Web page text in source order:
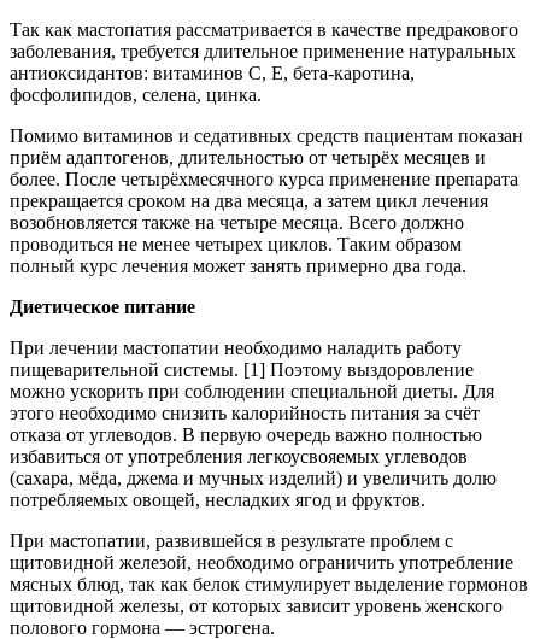
Так как мастопатия рассматривается в качестве предракового
заболевания, требуется длительное применение натуральных
антиоксидантов: витаминов С, Е, бета-каротина,
фосфолипидов, селена, цинка.
Помимо витаминов и седативных средств пациентам показан
приём адаптогенов, длительностью от четырёх месяцев и
более. После четырёхмесячного курса применение препарата
прекращается сроком на два месяца, а затем цикл лечения
возобновляется также на четыре месяца. Всего должно
проводиться не менее четырех циклов. Таким образом
полный курс лечения может занять примерно два года.
Диетическое питание
При лечении мастопатии необходимо наладить работу
пищеварительной системы. [1] Поэтому выздоровление
можно ускорить при соблюдении специальной диеты. Для
этого необходимо снизить калорийность питания за счёт
отказа от углеводов. В первую очередь важно полностью
избавиться от употребления легкоусвояемых углеводов
(сахара, мёда, джема и мучных изделий) и увеличить долю
потребляемых овощей, несладких ягод и фруктов.
При мастопатии, развившейся в результате проблем с
щитовидной железой, необходимо ограничить употребление
мясных блюд, так как белок стимулирует выделение гормонов
щитовидной железы, от которых зависит уровень женского
полового гормона — эстрогена.